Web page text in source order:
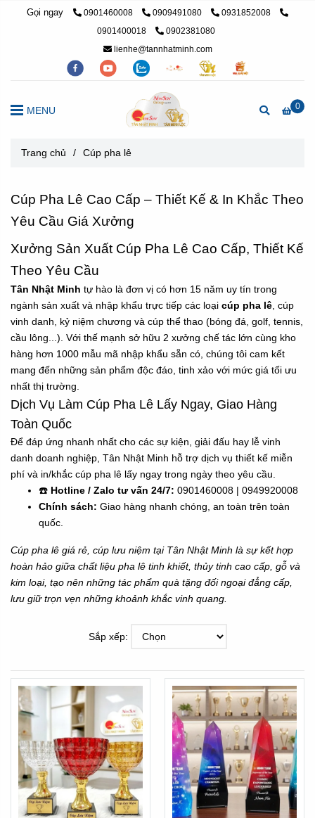
Gọi ngay 0901460008 0909491080
0931852008
0901400018
0902381080
lienhe@tannhatminh.com
0
MENU
Trang chủ / Cúp pha lê
Cúp Pha Lê Cao Cấp – Thiết Kế & In Khắc Theo
Yêu Cầu Giá Xưởng
Xưởng Sản Xuất Cúp Pha Lê Cao Cấp, Thiết Kế
Theo Yêu Cầu
Tân Nhật Minh tự hào là đơn vị có hơn 15 năm uy tín trong
ngành sản xuất và nhập khẩu trực tiếp các loại cúp pha lê , cúp
vinh danh, kỷ niệm chương và cúp thể thao (bóng đá, golf, tennis,
cầu lông...). Với thế mạnh sở hữu 2 xưởng chế tác lớn cùng kho
hàng hơn 1000 mẫu mã nhập khẩu sẵn có, chúng tôi cam kết
mang đến những sản phẩm độc đáo, tinh xảo với mức giá tối ưu
nhất thị trường.
Dịch Vụ Làm Cúp Pha Lê Lấy Ngay, Giao Hàng
Toàn Quốc
Để đáp ứng nhanh nhất cho các sự kiện, giải đấu hay lễ vinh
danh doanh nghiệp, Tân Nhật Minh hỗ trợ dịch vụ thiết kế miễn
phí và in/khắc cúp pha lê lấy ngay trong ngày theo yêu cầu.
☎️ Hotline / Zalo tư vấn 24/7: 0901460008 | 0949920008
Chính sách: Giao hàng nhanh chóng, an toàn trên toàn
quốc.
Cúp pha lê giá rẻ, cúp lưu niệm tại Tân Nhật Minh là sự kết hợp
hoàn hảo giữa chất liệu pha lê tinh khiết, thủy tinh cao cấp, gỗ và
kim loại, tạo nên những tác phẩm quà tặng đối ngoại đẳng cấp,
lưu giữ trọn vẹn những khoảnh khắc vinh quang.
Sắp xếp: